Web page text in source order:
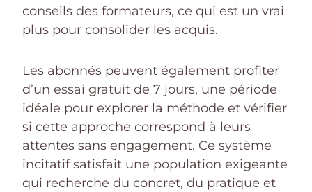
conseils des formateurs, ce qui est un vrai
plus pour consolider les acquis.
Les abonnés peuvent également profiter
d’un essai gratuit de 7 jours, une période
idéale pour explorer la méthode et vérifier
si cette approche correspond à leurs
attentes sans engagement. Ce système
incitatif satisfait une population exigeante
qui recherche du concret, du pratique et